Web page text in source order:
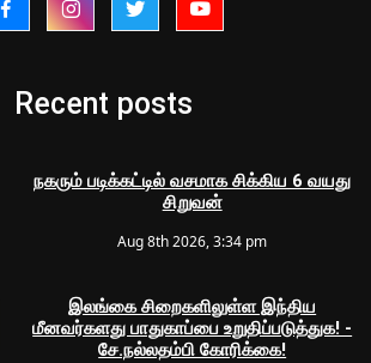
Recent posts
நகரும் படிக்கட்டில் வசமாக சிக்கிய 6 வயது
சிறுவன்
Aug 8th 2026, 3:34 pm
இலங்கை சிறைகளிலுள்ள இந்திய
மீனவர்களது பாதுகாப்பை உறுதிப்படுத்துக! -
சே.நல்லதம்பி கோரிக்கை!